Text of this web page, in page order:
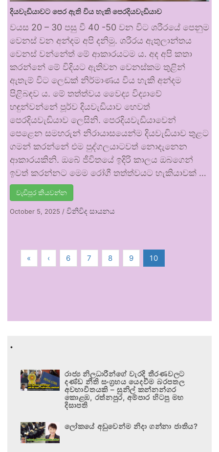
දියවැඩියාවට පෙර ඇති විය හැකි පෙරදියවැඩියාව
වයස 20 – 30 පසු වී 40 -50 වන විට ශරීරයේ පෙනුම
වෙනස් වන අන්දම අපි දනිමු. ශරීරය ඇතුලාන්තය
වෙනස් වන්නේත් මේ ආකාරයටම ය. අද අපි කතා
කරන්නේ මේ විදියට ඇතිවන වෙනස්කම තුළින්
ඇතැම් විට ලෙඩක් නිර්මාණය විය හැකි අන්දම
පිළිබඳව ය. මේ තත්ත්වය වෛද්‍ය විද්‍යාවේ
හඳුන්වන්නේ පූර්ව දියවැඩියාව හෙවත්
පෙරදියවැඩියාව ලෙසිනි. පෙරදියවැඩියාවෙන්
පෙළෙන සමහරුන් නිරායාසයෙන්ම දියවැඩියාව තුළට
ගමන් කරන්නේ එම පුද්ගලයාටවත් නොදැනෙන
ආකාරයකිනි. ඔබේ ජීවිතයේ ඉදිරි කාලය ඔබගෙන්
ඉවත් කරන්නට මෙම රෝගී තත්ත්වයට හැකියාවක් …
වැඩිපුර කියවන්න
October 5, 2025 / විනිවිද සායනය
« ‹ 6 7 8 9 10
.
රාජ්‍ය නිලධාරීන්ගේ වැරදි තීරණවලට
දණ්ඩ නීති සංග්‍රහය යෙදවීම බරපතල
අවභාවිතයකි – සුනිල් කන්නන්ගර
කොළඹ, රත්නපුර, අම්පාර හිටපු මහ
දිසාපති
ලෝකයේ අඩුවෙන්ම නිදා ගන්නා ජාතිය?